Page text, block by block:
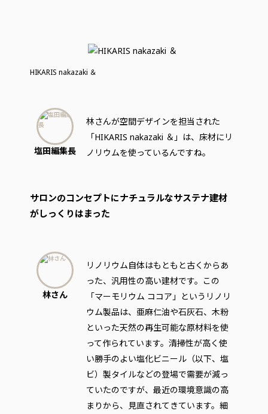
HIKARIS nakazaki ＆
塩田編集長
林さんが空間デザインを担当された
「HIKARIS nakazaki ＆」は、床材にリ
ノリウムを使っているんですね。
サロンのコンセプトにナチュラルなサステナ建材
がしっくりはまった
林さん
リノリウム自体はもともと古くからあ
った、汎用性の高い建材です。この
「マーモリウム ココア」というリノリ
ウム製品は、亜麻仁油や石灰石、木粉
といった天然の再生可能な原材料を使
って作られています。清掃性が高く使
い勝手のよい塩化ビニール（以下、塩
ビ）製タイルなどの登場で需要が減っ
ていたのですが、最近の環境意識の高
まりから、見直されてきています。細